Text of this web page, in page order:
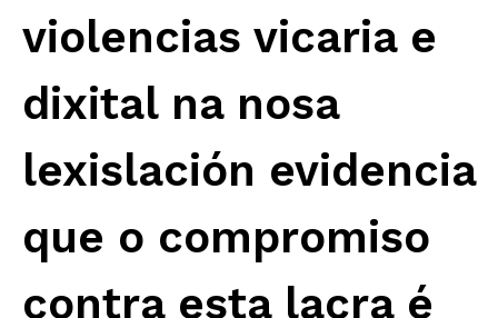
violencias vicaria e
dixital na nosa
lexislación evidencia
que o compromiso
contra esta lacra é